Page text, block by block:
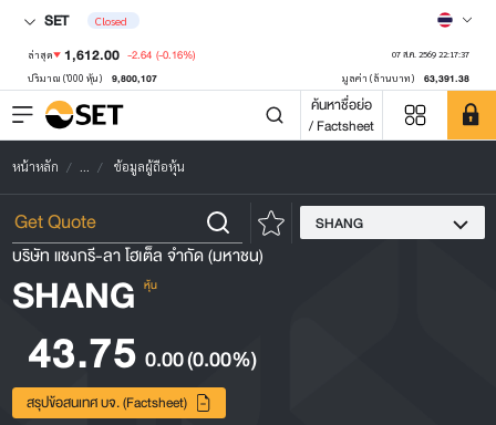
SET Closed
ล่าสุด 1,612.00 -2.64 (-0.16%) 07 ส.ค. 2569 22:17:37
ปริมาณ ('000 หุ้น) 9,800,107 มูลค่า (ล้านบาท) 63,391.38
ค้นหาชื่อย่อ
/ Factsheet
หน้าหลัก ... ข้อมูลผู้ถือหุ้น
SHANG
บริษัท แชงกรี-ลา โฮเต็ล จำกัด (มหาชน)
SHANG หุ้น
43.75 0.00(0.00%)
สรุปข้อสนเทศ บจ. (Factsheet)